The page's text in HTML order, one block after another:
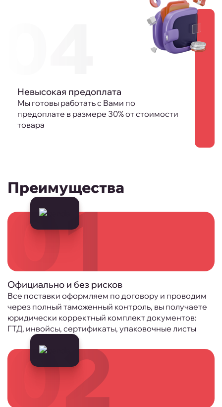
Невысокая предоплата
Мы готовы работать с Вами по
предоплате в размере 30% от стоимости
товара
Преимущества
01
Официально и без рисков
Все поставки оформляем по договору и проводим
через полный таможенный контроль, вы получаете
юридически корректный комплект документов:
ГТД, инвойсы, сертификаты, упаковочные листы
02